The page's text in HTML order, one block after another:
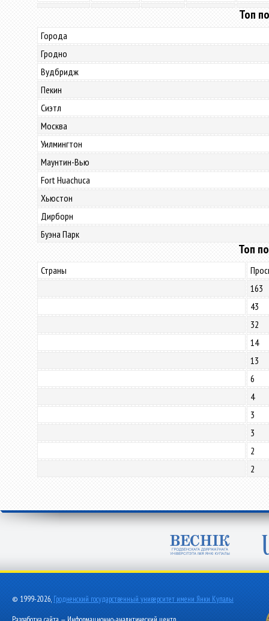
Топ
Города
Гродно
Вудбридж
Пекин
Сиэтл
Москва
Уилмингтон
Маунтин-Вью
Fort Huachuca
Хьюстон
Дирборн
Буэна Парк
Топ
Страны
163
43
32
14
13
6
4
3
3
2
2
© 1999-2026, Гродненский государственный университет имени Янки Купалы